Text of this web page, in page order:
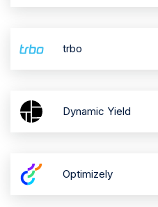
trbo
Dynamic Yield
Optimizely